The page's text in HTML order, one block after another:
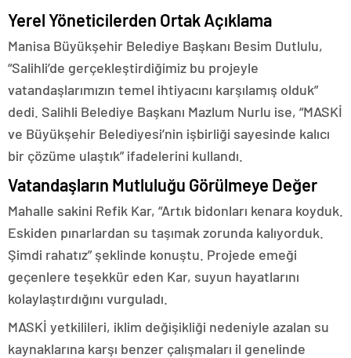
Yerel Yöneticilerden Ortak Açıklama
Manisa Büyükşehir Belediye Başkanı Besim Dutlulu,
“Salihli’de gerçekleştirdiğimiz bu projeyle
vatandaşlarımızın temel ihtiyacını karşılamış olduk”
dedi. Salihli Belediye Başkanı Mazlum Nurlu ise, “MASKİ
ve Büyükşehir Belediyesi’nin işbirliği sayesinde kalıcı
bir çözüme ulaştık” ifadelerini kullandı.
Vatandaşların Mutluluğu Görülmeye Değer
Mahalle sakini Refik Kar, “Artık bidonları kenara koyduk.
Eskiden pınarlardan su taşımak zorunda kalıyorduk.
Şimdi rahatız” şeklinde konuştu. Projede emeği
geçenlere teşekkür eden Kar, suyun hayatlarını
kolaylaştırdığını vurguladı.
MASKİ yetkilileri, iklim değişikliği nedeniyle azalan su
kaynaklarına karşı benzer çalışmaları il genelinde